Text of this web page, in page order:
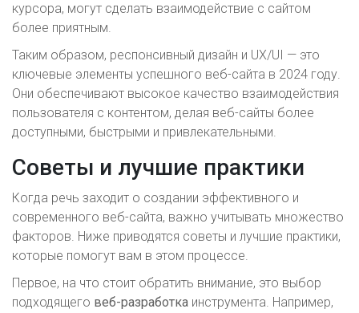
курсора, могут сделать взаимодействие с сайтом
более приятным.
Таким образом, респонсивный дизайн и UX/UI — это
ключевые элементы успешного веб-сайта в 2024 году.
Они обеспечивают высокое качество взаимодействия
пользователя с контентом, делая веб-сайты более
доступными, быстрыми и привлекательными.
Советы и лучшие практики
Когда речь заходит о создании эффективного и
современного веб-сайта, важно учитывать множество
факторов. Ниже приводятся советы и лучшие практики,
которые помогут вам в этом процессе.
Первое, на что стоит обратить внимание, это выбор
подходящего веб-разработка инструмента. Например,